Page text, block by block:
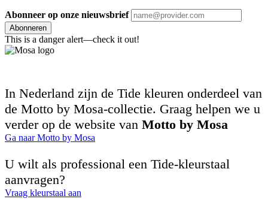
Abonneer op onze nieuwsbrief
Abonneren
This is a danger alert—check it out!
In Nederland zijn de Tide kleuren onderdeel van
de Motto by Mosa-collectie. Graag helpen we u
verder op de website van Motto by Mosa
Ga naar Motto by Mosa
U wilt als professional een Tide-kleurstaal
aanvragen?
Vraag kleurstaal aan